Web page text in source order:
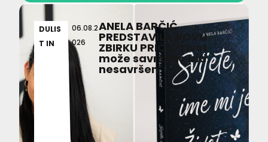
DULIS
T IN
06.08.2
026
ANELA BARČIĆ
PREDSTAVILA NOVU
ZBIRKU PRIČA ‘Život
može savršeno biti
nesavršen’